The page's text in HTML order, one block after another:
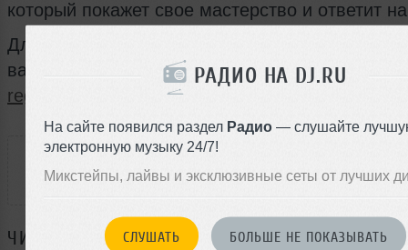
РАДИО НА DJ.RU
На сайте появился раздел Радио — слушайте
электронную музыку 24/7!
Микстейпы, лайвы и эксклюзивные сеты от лучших
СЛУШАТЬ БОЛЬШЕ НЕ ПОКАЗЫВАТЬ
который покажет свое мастерство и ответит
Для посещения мероприятия необходимо
ваше имя, должность и место работы по
registration-rus@pioneer.eu
РАССКАЖИ ДРУЗЬЯМ
ЧИТАЙТЕ ТАКЖЕ: